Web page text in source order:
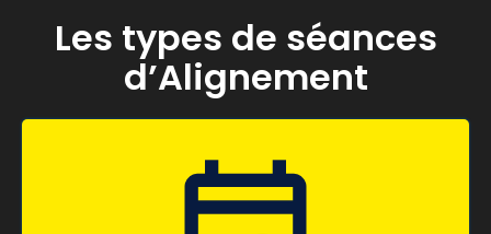
Les types de séances
d’Alignement